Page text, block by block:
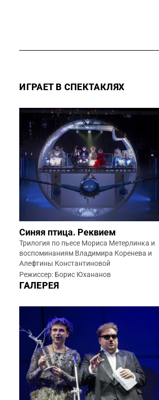
ИГРАЕТ В СПЕКТАКЛЯХ
Синяя птица. Реквием
Трилогия по пьесе Мориса Метерлинка и
воспоминаниям Владимира Коренева и
Алефтины Константиновой
Режиссер: Борис Юхананов
ГАЛЕРЕЯ